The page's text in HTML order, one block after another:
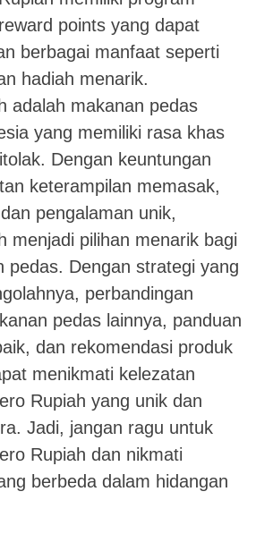
points yang dapat
berbagai manfaat seperti
hadiah menarik.
adalah makanan pedas
yang memiliki rasa khas
Dengan keuntungan
keterampilan memasak,
pengalaman unik,
menjadi pilihan menarik bagi
pedas. Dengan strategi yang
perbandingan
pedas lainnya, panduan
dan rekomendasi produk
menikmati kelezatan
Rupiah yang unik dan
Jadi, jangan ragu untuk
Rupiah dan nikmati
berbeda dalam hidangan